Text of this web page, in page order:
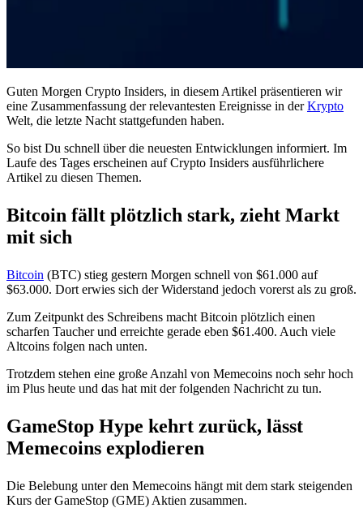
Guten Morgen Crypto Insiders, in diesem Artikel präsentieren wir
eine Zusammenfassung der relevantesten Ereignisse in derKrypto
Welt, die letzte Nacht stattgefunden haben.
So bist Du schnell über die neuesten Entwicklungen informiert. Im
Laufe des Tages erscheinen auf Crypto Insiders ausführlichere
Artikel zu diesen Themen.
Bitcoin fällt plötzlich stark, zieht Markt
mit sich
Bitcoin (BTC) stieg gestern Morgen schnell von $61.000 auf
$63.000. Dort erwies sich der Widerstand jedoch vorerst als zu groß.
Zum Zeitpunkt des Schreibens macht Bitcoin plötzlich einen
scharfen Taucher und erreichte gerade eben $61.400. Auch viele
Altcoins folgen nach unten.
Trotzdem stehen eine große Anzahl von Memecoins noch sehr hoch
im Plus heute und das hat mit der folgenden Nachricht zu tun.
GameStop Hype kehrt zurück, lässt
Memecoins explodieren
Die Belebung unter den Memecoins hängt mit dem stark steigenden
Kurs der GameStop (GME) Aktien zusammen.